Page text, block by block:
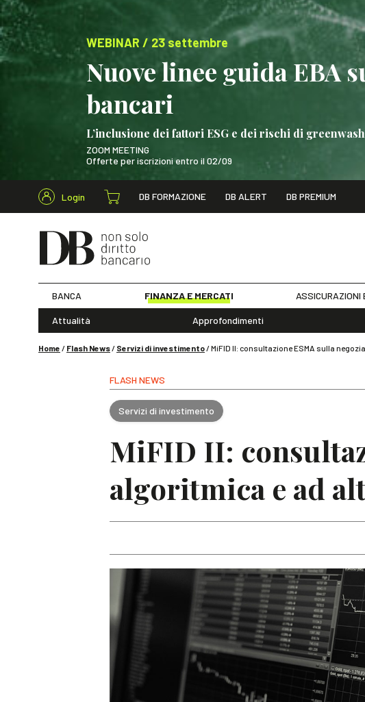
WEBINAR / 23 settembre
Nuove linee guida EBA
bancari
L’inclusione dei fattori ESG e dei rischi di
ZOOM MEETING
Offerte per iscrizioni entro il 02/09
WEBINAR / 23 settembre Nuove
Login DB FORMAZIONE DB ALERT DB PREMIUM
Cerca nel sito
BANCA FINANZA E MERCATI ASSICURAZIONI
Attualità Approfondimenti
Home / Flash News/ Servizi di investimento/MiFID II: consultazione ESMA sulla
FLASH NEWS
Servizi di investimento
MiFID II:
algoritmica e ad